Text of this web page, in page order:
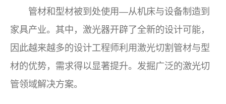
管材和型材被到处使用—从机床与设备制造到
家具产业。其中，激光器开辟了全新的设计可能，
因此越来越多的设计工程师利用激光切割管材与型
材的优势，需求得以显著提升。发掘广泛的激光切
管领域解决方案。